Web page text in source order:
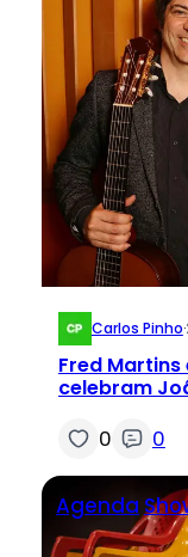
Carlos Pinho·
Fred
celebram
0 0
Agenda